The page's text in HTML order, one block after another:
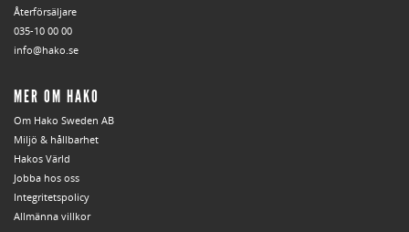
Återförsäljare
035-10 00 00
info@hako.se
MER OM HAKO
Om Hako Sweden AB
Miljö & hållbarhet
Hakos Värld
Jobba hos oss
Integritetspolicy
Allmänna villkor